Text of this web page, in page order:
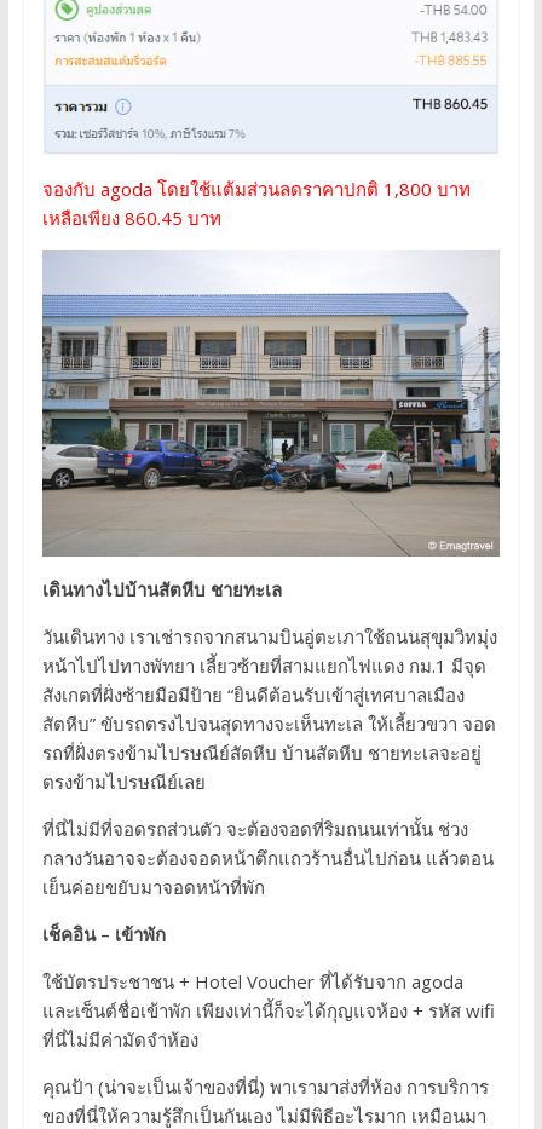
จองกับ agoda โดยใช้แต้มส่วนลดราคาปกติ 1,800 บาท
เหลือเพียง 860.45 บาท
เดินทางไปบ้านสัตหีบ ชายทะเล
วันเดินทาง เราเช่ารถจากสนามบินอู่ตะเภาใช้ถนนสุขุมวิทมุ่ง
หน้าไปไปทางพัทยา เลี้ยวซ้ายที่สามแยกไฟแดง กม.1 มีจุด
สังเกตที่ฝั่งซ้ายมือมีป้าย “ยินดีต้อนรับเข้าสู่เทศบาลเมือง
สัตหีบ” ขับรถตรงไปจนสุดทางจะเห็นทะเล ให้เลี้ยวขวา จอด
รถที่ฝั่งตรงข้ามไปรษณีย์สัตหีบ บ้านสัตหีบ ชายทะเลจะอยู่
ตรงข้ามไปรษณีย์เลย
ที่นี่ไม่มีที่จอดรถส่วนตัว จะต้องจอดที่ริมถนนเท่านั้น ช่วง
กลางวันอาจจะต้องจอดหน้าตึกแถวร้านอื่นไปก่อน แล้วตอน
เย็นค่อยขยับมาจอดหน้าที่พัก
เช็คอิน – เข้าพัก
ใช้บัตรประชาชน + Hotel Voucher ที่ได้รับจาก agoda
และเซ็นต์ชื่อเข้าพัก เพียงเท่านี้ก็จะได้กุญแจห้อง + รหัส wifi
ที่นี่ไม่มีค่ามัดจำห้อง
คุณป้า (น่าจะเป็นเจ้าของที่นี่) พาเรามาส่งที่ห้อง การบริการ
ของที่นี่ให้ความรู้สึกเป็นกันเอง ไม่มีพิธีอะไรมาก เหมือนมา